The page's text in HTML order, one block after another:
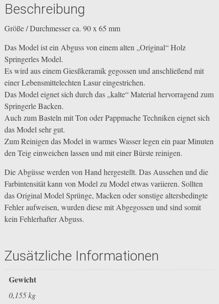
Beschreibung
Größe / Durchmesser ca. 90 x 65 mm
Das Model ist ein Abguss von einem alten „Original“ Holz
Springerles Model.
Es wird aus einem Giesßkeramik gegossen und anschließend mit
einer Lebensmittelechten Lasur eingestrichen.
Das Model eignet sich durch das „kalte“ Material hervorragend zum
Springerle Backen.
Auch zum Basteln mit Ton oder Pappmache Techniken eignet sich
das Model sehr gut.
Zum Reinigen das Model in warmes Wasser legen ein paar Minuten
den Teig einweichen lassen und mit einer Bürste reinigen.
Die Abgüsse werden von Hand hergestellt. Das Aussehen und die
Farbintensität kann von Model zu Model etwas variieren. Sollten
das Original Model Sprünge, Macken oder sonstige altersbedingte
Fehler aufweisen, wurden diese mit Abgegossen und sind somit
kein Fehlerhafter Abguss.
Zusätzliche Informationen
Gewicht
0,155 kg